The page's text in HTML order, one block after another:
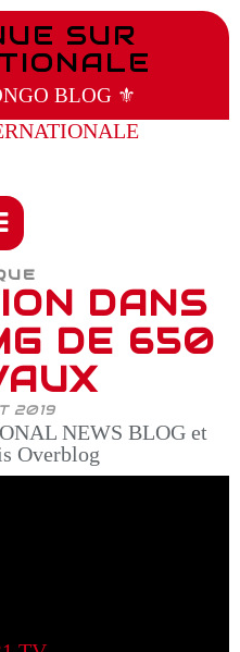
SUR
BLOG ⚜️
DANS
DE 650
2019
NEWS BLOG et
Overblog